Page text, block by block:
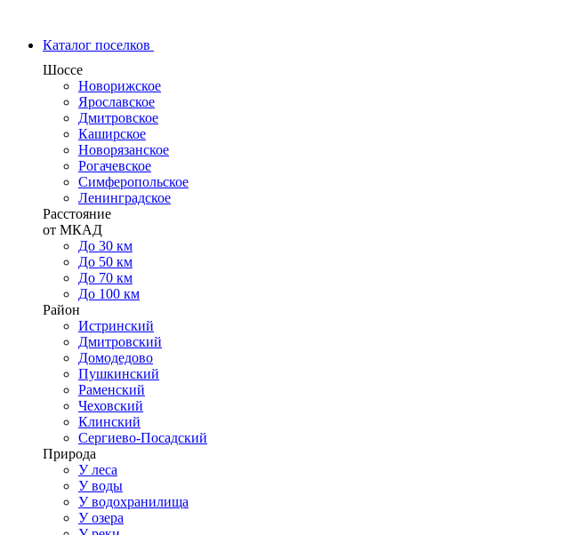
Каталог поселков
Шоссе
Новорижское
Ярославское
Дмитровское
Каширское
Новорязанское
Рогачевское
Симферопольское
Ленинградское
Расстояние
от МКАД
До 30 км
До 50 км
До 70 км
До 100 км
Район
Истринский
Дмитровский
Домодедово
Пушкинский
Раменский
Чеховский
Клинский
Сергиево-Посадский
Природа
У леса
У воды
У водохранилища
У озера